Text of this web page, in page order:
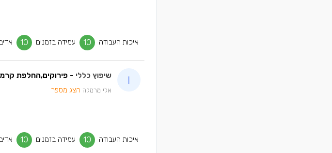
איכות העבודה 10 עמידה בזמנים 10
שיפוץ כללי - פירוקים,החלפת
אלי מרמלה הצג מספר
איכות העבודה 10 עמידה בזמנים 10